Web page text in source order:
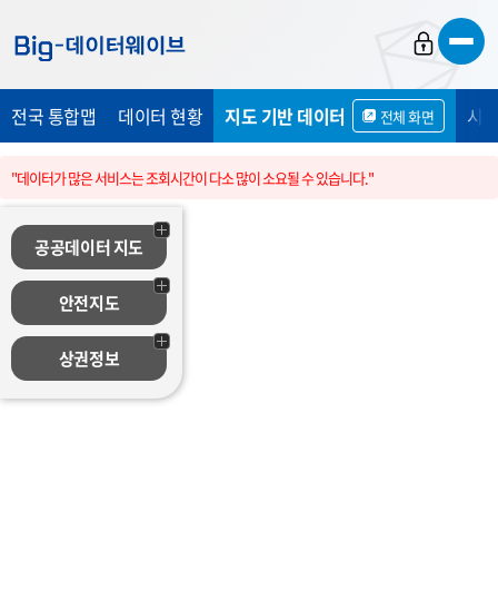
가
기
가
기
가
기
전국 통합맵 데이터 현황 지도 기반 데이터 전체 화면 시
"데이터가 많은 서비스는 조회시간이 다소 많이 소요될 수 있습니다."
공공데이터 지도
안전지도
상권정보